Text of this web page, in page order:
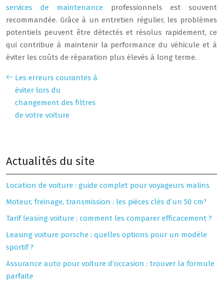
services de maintenance professionnels est souvent
recommandée. Grâce à un entretien régulier, les problèmes
potentiels peuvent être détectés et résolus rapidement, ce
qui contribue à maintenir la performance du véhicule et à
éviter les coûts de réparation plus élevés à long terme.
Les erreurs courantes à
éviter lors du
changement des filtres
de votre voiture
Actualités du site
Location de voiture : guide complet pour voyageurs malins
Moteur, freinage, transmission : les pièces clés d’un 50 cm³
Tarif leasing voiture : comment les comparer efficacement ?
Leasing voiture porsche : quelles options pour un modèle
sportif ?
Assurance auto pour voiture d’occasion : trouver la formule
parfaite